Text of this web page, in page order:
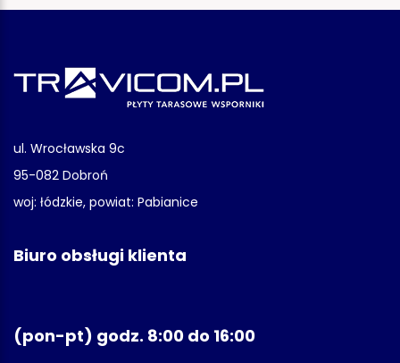
ul. Wrocławska 9c
95-082 Dobroń
woj: łódzkie, powiat: Pabianice
Biuro obsługi klienta
(pon-pt) godz. 8:00 do 16:00